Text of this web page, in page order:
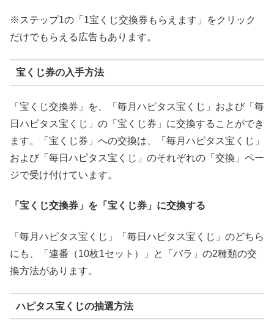
※ステップ1の「1宝くじ交換券もらえます」をクリック
だけでもらえる広告もあります。
宝くじ券の入手方法
「宝くじ交換券」を、「毎月ハピタス宝くじ」および「毎
日ハピタス宝くじ」の「宝くじ券」に交換することができ
ます。「宝くじ券」への交換は、「毎月ハピタス宝くじ」
および「毎日ハピタス宝くじ」のそれぞれの「交換」ペー
ジで受け付けています。
「宝くじ交換券」を「宝くじ券」に交換する
「毎月ハピタス宝くじ」「毎日ハピタス宝くじ」のどちら
にも、「連番（10枚1セット）」と「バラ」の2種類の交
換方法があります。
ハピタス宝くじの抽選方法